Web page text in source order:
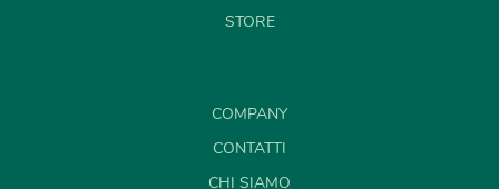
STORE
COMPANY
CONTATTI
CHI SIAMO